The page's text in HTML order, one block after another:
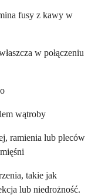
fusy z kawy w
w połączeniu
wątroby
ramienia lub pleców
takie jak
lub niedrożność.